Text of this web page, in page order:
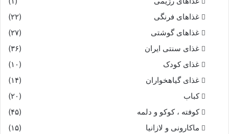
غذاهای فرنگی
(۲۲)
غذاهای گوشتی
(۲۷)
غذای سنتی ایران
(۳۶)
غذای کودک
(۱۰)
غذای گیاهخواران
(۱۴)
کباب
(۲۰)
کوفته ، کوکو و دلمه
(۴۵)
ماکارونی و لازانیا
(۱۵)